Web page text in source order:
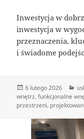
Inwestycja w
inwestycja w
przeznaczenia,
i świadome
Data
publikacji
6 lutego 2026
wnętrz,funkcjonalne
przestrzeni,